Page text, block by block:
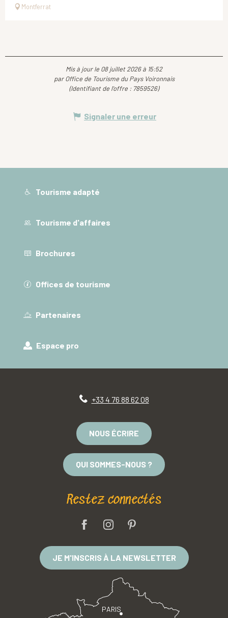
Montferrat
Mis à jour le 08 juillet 2026 à 15:52
par Office de Tourisme du Pays Voironnais
(Identifiant de l'offre : 7859526)
Signaler une erreur
Tourisme adapté
Tourisme d'affaires
Brochures
Offices de tourisme
Partenaires
Espace pro
+33 4 76 88 62 08
NOUS ÉCRIRE
QUI SOMMES-NOUS ?
Restez connectés
JE M'INSCRIS À LA NEWSLETTER
PARIS